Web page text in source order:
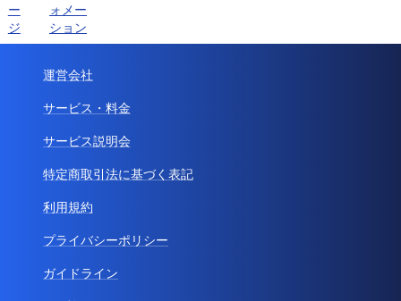
ー
ジ
ォメー
ション
運営会社
サービス・料金
サービス説明会
特定商取引法に基づく表記
利用規約
プライバシーポリシー
ガイドライン